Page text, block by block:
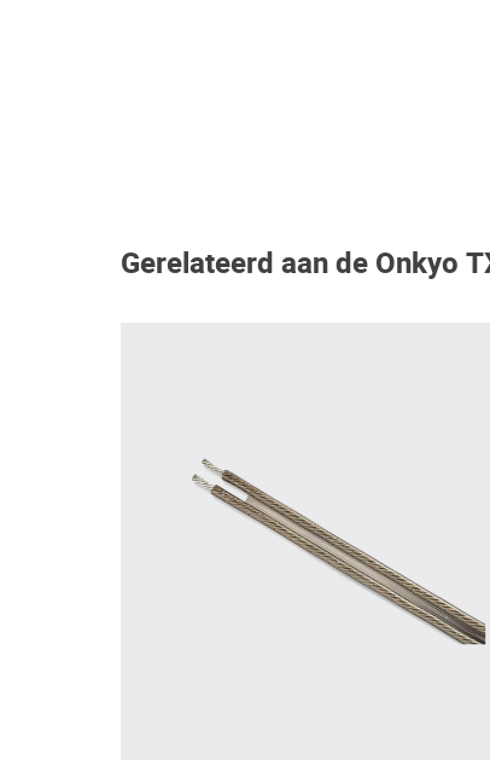
Gerelateerd aan de Onkyo